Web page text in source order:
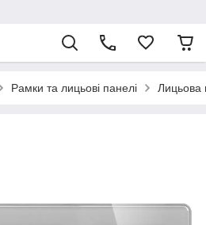
Рамки та лицьові панелі Лицьова